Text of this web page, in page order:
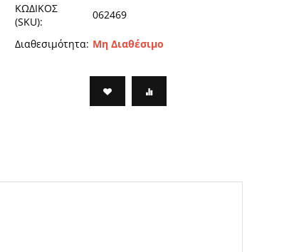
ΚΩΔΙΚΟΣ
(SKU):
062469
Διαθεσιμότητα: Μη Διαθέσιμο